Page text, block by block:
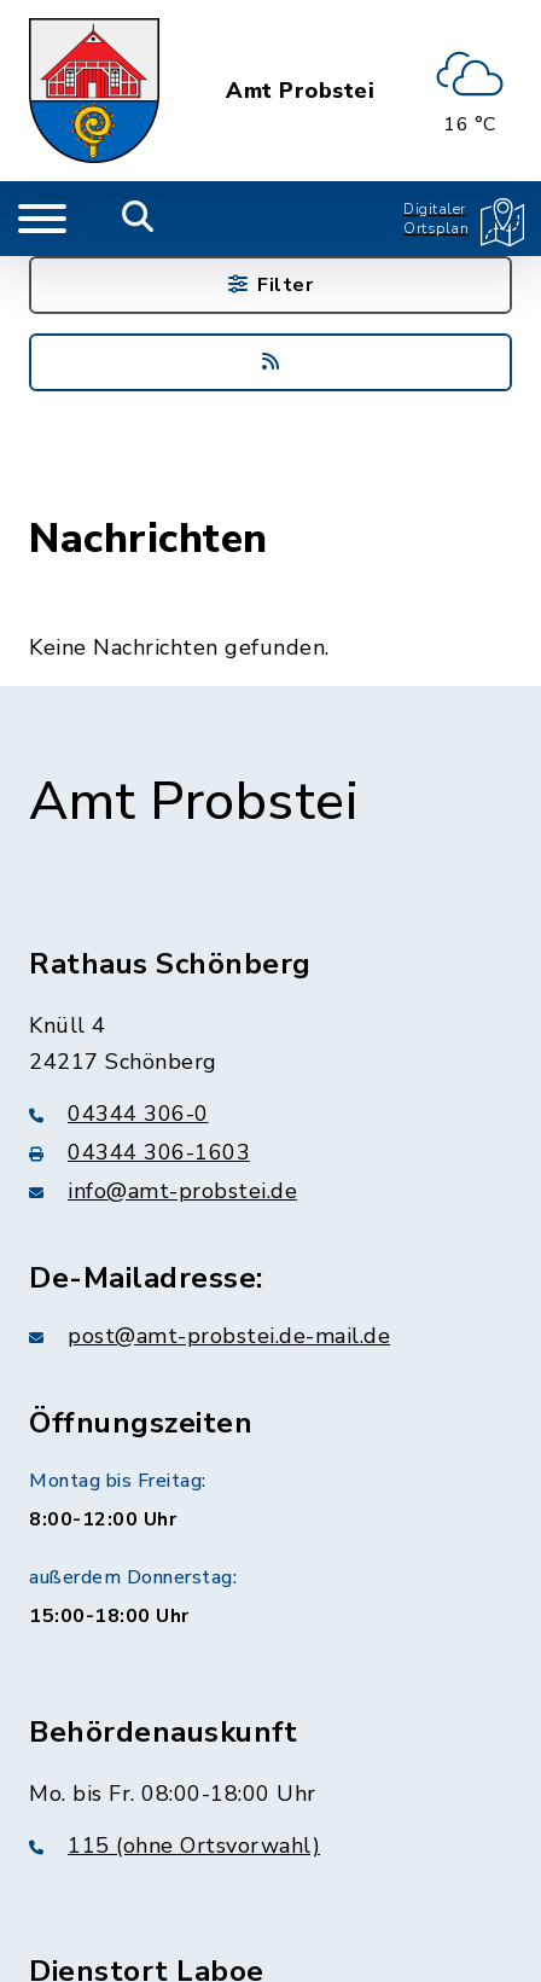
Amt Probstei
16 °C
Digitaler
Ortsplan
Nachrichten
Keine Nachrichten gefunden.
Filter
Amt Probstei
Rathaus Schönberg
Knüll 4
24217 Schönberg
04344 306-0
04344 306-1603
info@amt-probstei.de
De-Mailadresse:
post@amt-probstei.de-mail.de
Öffnungszeiten
Montag bis Freitag:
8:00-12:00 Uhr
außerdem Donnerstag:
15:00-18:00 Uhr
Behördenauskunft
Mo. bis Fr. 08:00-18:00 Uhr
115 (ohne Ortsvorwahl)
Dienstort Laboe